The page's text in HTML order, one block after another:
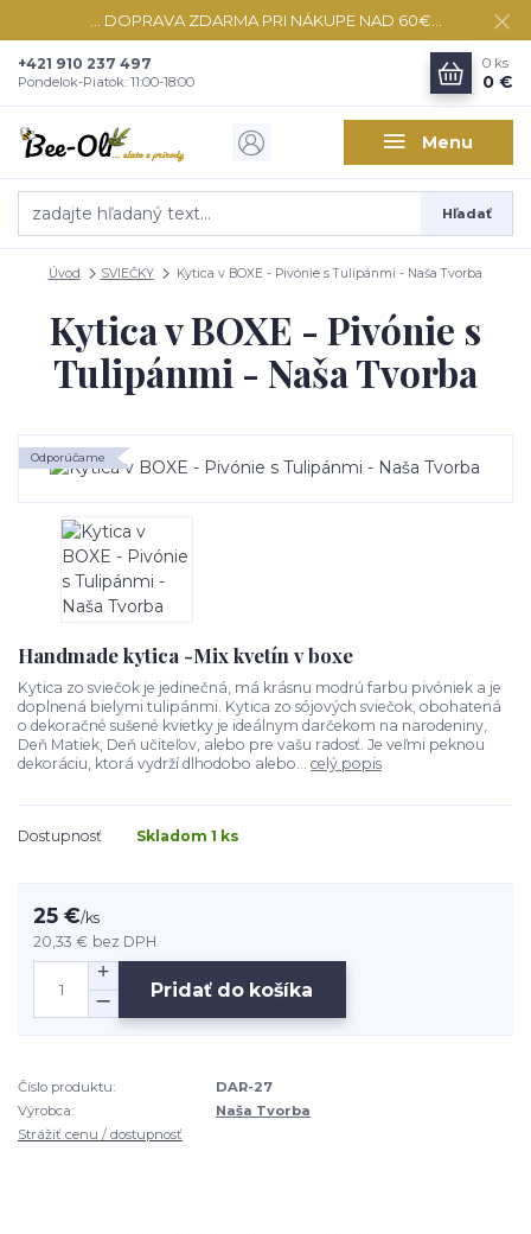
... DOPRAVA ZDARMA PRI NÁKUPE NAD 60€...
Menu
Hľadať
+421 910 237 497
Pondelok-Piatok: 11:00-18:00
0 ks
0 €
Úvod SVIEČKY Kytica v BOXE - Pivónie s Tulipánmi - Naša Tvorba
Kytica v BOXE - Pivónie s
Tulipánmi - Naša Tvorba
Odporúčame
Handmade kytica -Mix kvetín v boxe
Kytica zo sviečok je jedinečná, má krásnu modrú farbu pivóniek a je
doplnená bielymi tulipánmi. Kytica zo sójových sviečok, obohatená
o dekoračné sušené kvietky je ideálnym darčekom na narodeniny,
Deň Matiek, Deň učiteľov, alebo pre vašu radosť. Je veľmi peknou
dekoráciu, ktorá vydrží dlhodobo alebo... celý popis
Dostupnosť Skladom 1 ks
25 €/ks
20,33 € bez DPH
Pridať do košíka
Číslo produktu:
DAR-27
Výrobca:
Naša Tvorba
Strážiť cenu / dostupnosť